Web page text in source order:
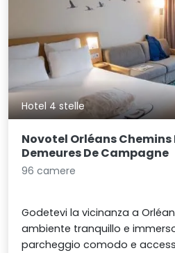
Hotel 4 stelle
Novotel Orléans Chemins
Demeures De Campagne
96 camere
Godetevi la vicinanza a
ambiente tranquillo e
parcheggio comodo e